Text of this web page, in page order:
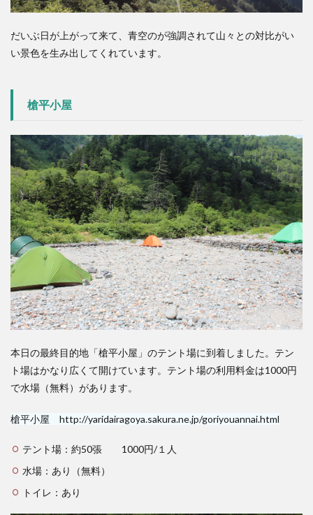
だいぶ日が上がって来て、青空のが強調されて山々との対比がい
い景色を生み出してくれています。
槍平小屋
本日の最終目的地「槍平小屋」のテント場に到着しました。テン
ト場はかなり広くて開けています。テント場の利用料金は1000円
で水場（無料）があります。
槍平小屋 http://yaridairagoya.sakura.ne.jp/goriyouannai.html
テント場：約50張 1000円/１人
水場：あり（無料）
トイレ：あり